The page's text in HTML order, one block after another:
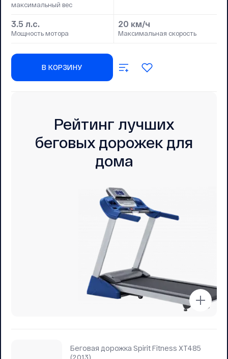
максимальный вес
3.5 л.с.
Мощность мотора
20 км/ч
Максимальная скорость
В КОРЗИНУ
Рейтинг лучших
беговых дорожек для
дома
Беговая дорожка Spirit Fitness XT485
(2013)